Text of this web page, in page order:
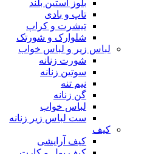
بلوز آستین بلند
تاپ و بادی
تیشرت و کراپ
شلوارک و شورتک
لباس زیر و لباس خواب
شورت زنانه
سوتین زنانه
نیم تنه
گن زنانه
لباس خواب
ست لباس زیر زنانه
کیف
کیف آرایشی